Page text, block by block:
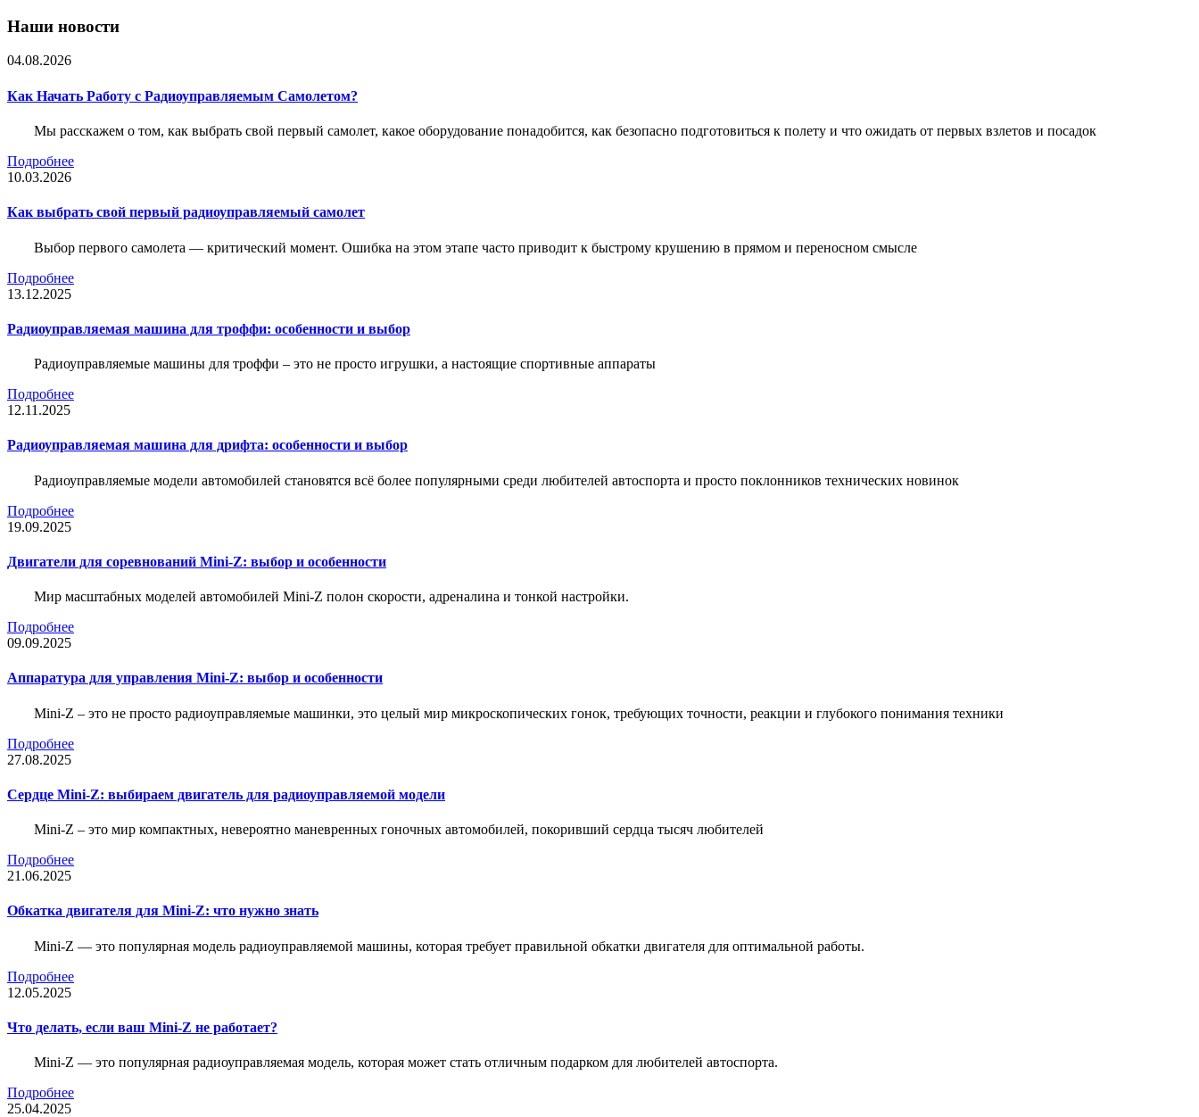
Наши новости
04.08.2026
Как Начать Работу с Радиоуправляемым Самолетом?
Мы расскажем о том, как выбрать свой первый самолет, какое оборудование понадобится, как безопасно подготовиться к полету и что ожидать от первых взлетов и посадок
Подробнее
10.03.2026
Как выбрать свой первый радиоуправляемый самолет
Выбор первого самолета — критический момент. Ошибка на этом этапе часто приводит к быстрому крушению в прямом и переносном смысле
Подробнее
13.12.2025
Радиоуправляемая машина для троффи: особенности и выбор
Радиоуправляемые машины для троффи – это не просто игрушки, а настоящие спортивные аппараты
Подробнее
12.11.2025
Радиоуправляемая машина для дрифта: особенности и выбор
Радиоуправляемые модели автомобилей становятся всё более популярными среди любителей автоспорта и просто поклонников технических новинок
Подробнее
19.09.2025
Двигатели для соревнований Mini-Z: выбор и особенности
Мир масштабных моделей автомобилей Mini-Z полон скорости, адреналина и тонкой настройки.
Подробнее
09.09.2025
Аппаратура для управления Mini-Z: выбор и особенности
Mini-Z – это не просто радиоуправляемые машинки, это целый мир микроскопических гонок, требующих точности, реакции и глубокого понимания техники
Подробнее
27.08.2025
Сердце Mini-Z: выбираем двигатель для радиоуправляемой модели
Mini-Z – это мир компактных, невероятно маневренных гоночных автомобилей, покоривший сердца тысяч любителей
Подробнее
21.06.2025
Обкатка двигателя для Mini-Z: что нужно знать
Mini-Z — это популярная модель радиоуправляемой машины, которая требует правильной обкатки двигателя для оптимальной работы.
Подробнее
12.05.2025
Что делать, если ваш Mini-Z не работает?
Mini-Z — это популярная радиоуправляемая модель, которая может стать отличным подарком для любителей автоспорта.
Подробнее
25.04.2025